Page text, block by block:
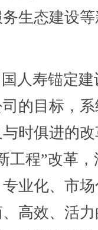
生态建设
人寿锚定建
的目标，
时俱进的
工程”改革，
业化、市
高效、活